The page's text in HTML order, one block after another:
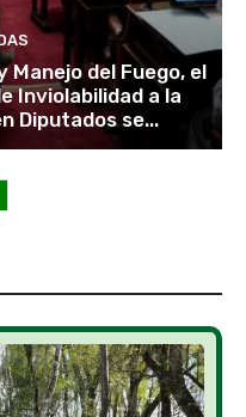
del Fuego, el
Inviolabilidad a la
Diputados se...